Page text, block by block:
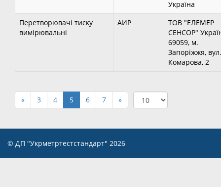
Україна
Перетворювачі тиску
вимірювальні
АИР
ТОВ "ЕЛЕМЕР
СЕНСОР"
69059, м.
Запоріжжя, вул.
Комарова, 2
« 3 4 5 6 7 »
© ДП "Укрметртестстандарт" 2026